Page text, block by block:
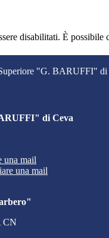
disabilitati. È
"G. BARUFFI" di
di Ceva
una mail
una mail
CN